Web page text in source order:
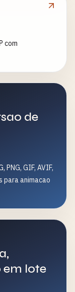
com
de
PNG, GIF, AVIF,
para animacao
em lote